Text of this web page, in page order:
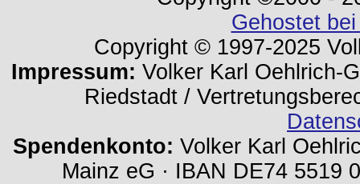
Gehostet
Copyright © 1997-2025
Impressum: Volker Karl Oehlrich-
Riedstadt /
Spendenkonto: Volker Karl
Mainz eG · IBAN DE74 5519